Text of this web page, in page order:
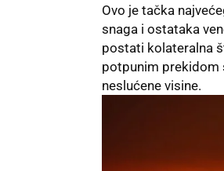
Ovo je tačka
snaga i ostataka
postati kolateralna
potpunim prekidom
neslućene visine.